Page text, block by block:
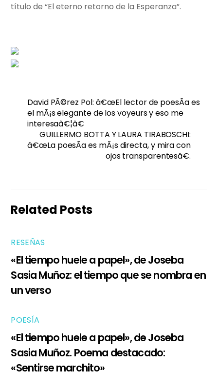
título de “El eterno retorno de la Esperanza”.
David PÃ©rez Pol: â€œEl lector de poesÃ­a es
el mÃ¡s elegante de los voyeurs y eso me
interesaâ€¦â€
GUILLERMO BOTTA Y LAURA TIRABOSCHI:
â€œLa poesÃ­a es mÃ¡s directa, y mira con
ojos transparentesâ€.
Related Posts
RESEÑAS
«El tiempo huele a papel», de Joseba
Sasia Muñoz: el tiempo que se nombra en
un verso
POESÍA
«El tiempo huele a papel», de Joseba
Sasia Muñoz. Poema destacado:
«Sentirse marchito»